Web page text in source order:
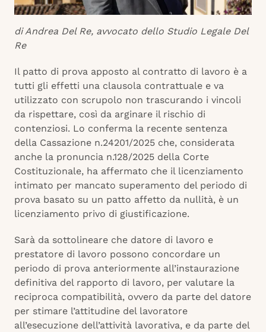
di Andrea Del Re, avvocato dello Studio Legale Del
Re
Il patto di prova apposto al contratto di lavoro è a
tutti gli effetti una clausola contrattuale e va
utilizzato con scrupolo non trascurando i vincoli
da rispettare, così da arginare il rischio di
contenziosi. Lo conferma la recente sentenza
della Cassazione n.24201/2025 che, considerata
anche la pronuncia n.128/2025 della Corte
Costituzionale, ha affermato che il licenziamento
intimato per mancato superamento del periodo di
prova basato su un patto affetto da nullità, è un
licenziamento privo di giustificazione.
Sarà da sottolineare che datore di lavoro e
prestatore di lavoro possono concordare un
periodo di prova anteriormente all’instaurazione
definitiva del rapporto di lavoro, per valutare la
reciproca compatibilità, ovvero da parte del datore
per stimare l’attitudine del lavoratore
all’esecuzione dell’attività lavorativa, e da parte del